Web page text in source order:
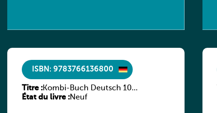
ISBN: 9783766136800
Titre :Kombi-Buch Deutsch 10
Arbeitsheft
État du livre :Neuf